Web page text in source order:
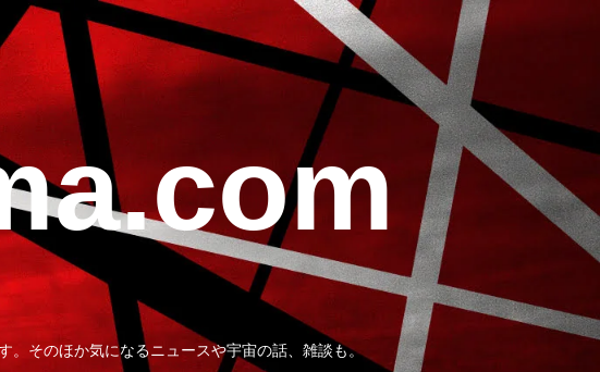
。そのほか気になるニュースや宇宙の話、雑談も。